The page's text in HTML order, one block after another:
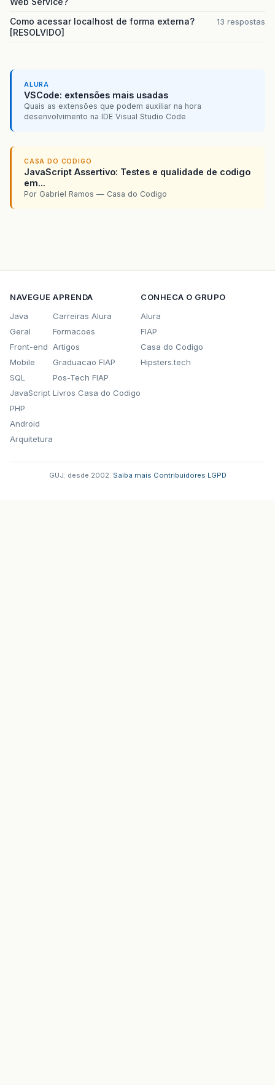
Como acessar localhost de forma externa?
[RESOLVIDO]
13 respostas
ALURA
VSCode: extensões mais usadas
Quais as extensões que podem auxiliar na hora
desenvolvimento na IDE Visual Studio Code
CASA DO CODIGO
JavaScript Assertivo: Testes e qualidade de codigo
em...
Por Gabriel Ramos — Casa do Codigo
NAVEGUE
Java
Geral
Front-end
Mobile
SQL
JavaScript
PHP
Android
Arquitetura
APRENDA
Carreiras Alura
Formacoes
Artigos
Graduacao FIAP
Pos-Tech FIAP
Livros Casa do Codigo
CONHECA O GRUPO
Alura
FIAP
Casa do Codigo
Hipsters.tech
GUJ: desde 2002. Saiba mais Contribuidores LGPD